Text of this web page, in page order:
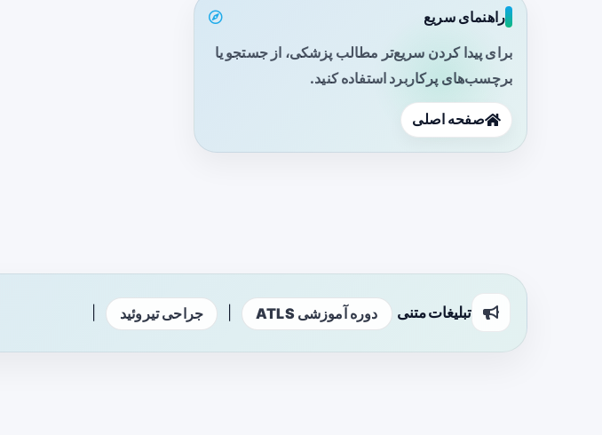
راهنمای سریع
برای پیدا کردن سریع‌تر مطالب پزشکی، از جستجو یا
برچسب‌های پرکاربرد استفاده کنید.
صفحه اصلی
تبلیغات متنی دوره آموزشی ATLS جراحی تیروئید